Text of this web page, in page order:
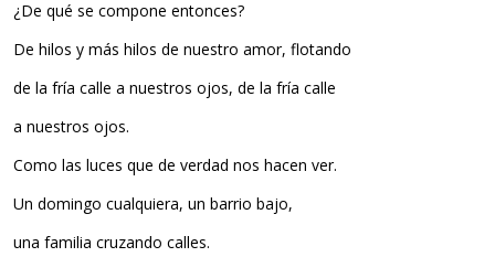
¿De qué se compone entonces?
De hilos y más hilos de nuestro amor, flotando
de la fría calle a nuestros ojos, de la fría calle
a nuestros ojos.
Como las luces que de verdad nos hacen ver.
Un domingo cualquiera, un barrio bajo,
una familia cruzando calles.